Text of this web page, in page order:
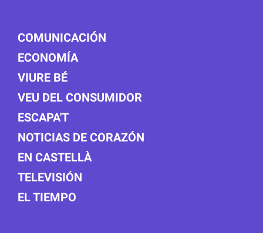
COMUNICACIÓN
ECONOMÍA
VIURE BÉ
VEU DEL CONSUMIDOR
ESCAPA'T
NOTICIAS DE CORAZÓN
EN CASTELLÀ
TELEVISIÓN
EL TIEMPO